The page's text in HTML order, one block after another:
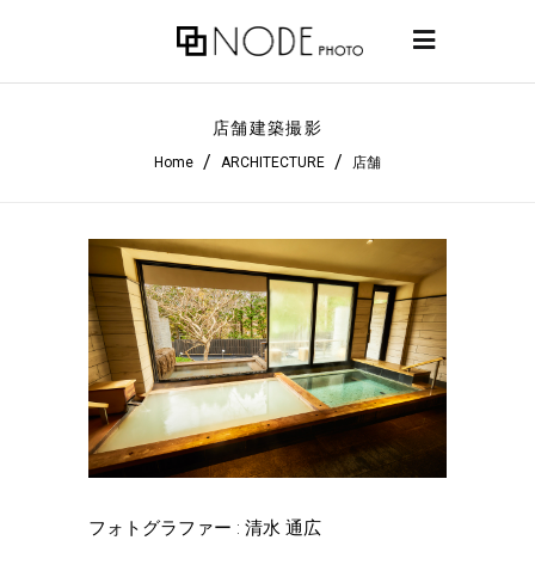
店舗建築撮影
Home / ARCHITECTURE / 店舗
フォトグラファー : 清水 通広